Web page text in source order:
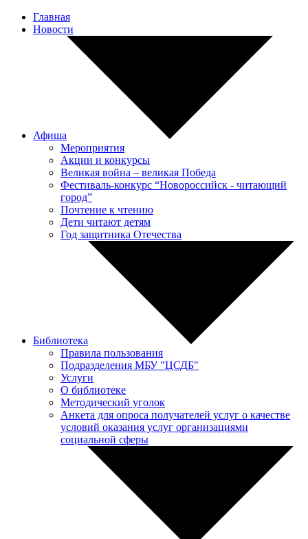
Главная
Новости
Афиша
Мероприятия
Акции и конкурсы
Великая война – великая Победа
Фестиваль-конкурс “Новороссийск - читающий
город”
Почтение к чтению
Дети читают детям
Год защитника Отечества
Библиотека
Правила пользования
Подразделения МБУ "ЦСДБ"
Услуги
О библиотеке
Методический уголок
Анкета для опроса получателей услуг о качестве
условий оказания услуг организациями
социальной сферы